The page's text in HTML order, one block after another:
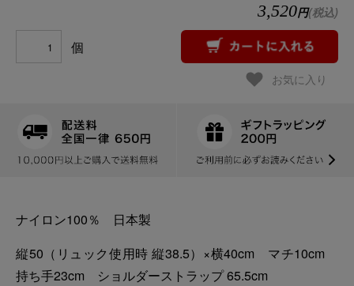
3,520円(税込)
個
お気に入り
ナイロン100％ 日本製
縦50（リュック使用時 縦38.5）×横40cm マチ10cm
持ち手23cm ショルダーストラップ 65.5cm